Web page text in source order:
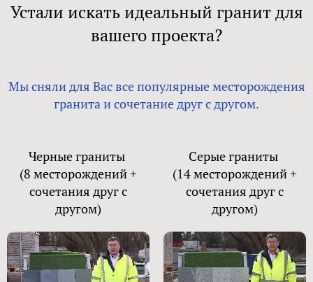
Устали искать идеальный гранит для
вашего проекта?
Мы сняли для Вас все популярные месторождения
гранита и сочетание друг с другом.
Черные граниты
(8 месторождений +
сочетания друг с
другом)
Серые граниты
(14 месторождений +
сочетания друг с
другом)